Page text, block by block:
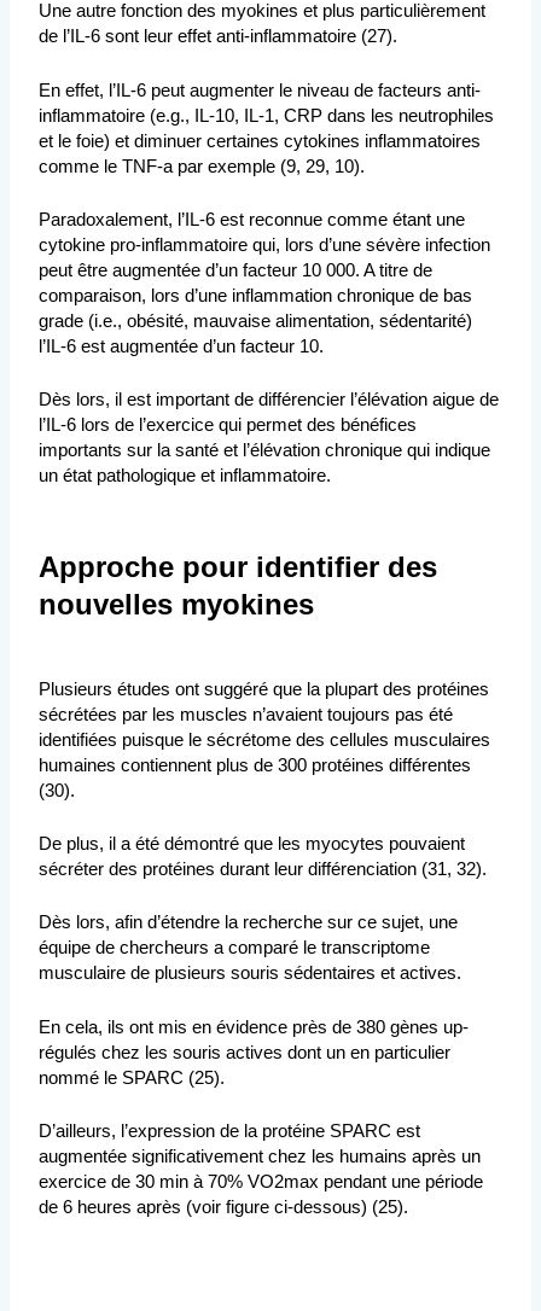
Une autre fonction des myokines et plus particulièrement
de l’IL-6 sont leur effet anti-inflammatoire (27).
En effet, l’IL-6 peut augmenter le niveau de facteurs anti-
inflammatoire (e.g., IL-10, IL-1, CRP dans les neutrophiles
et le foie) et diminuer certaines cytokines inflammatoires
comme le TNF-a par exemple (9, 29, 10).
Paradoxalement, l’IL-6 est reconnue comme étant une
cytokine pro-inflammatoire qui, lors d’une sévère infection
peut être augmentée d’un facteur 10 000. A titre de
comparaison, lors d’une inflammation chronique de bas
grade (i.e., obésité, mauvaise alimentation, sédentarité)
l’IL-6 est augmentée d’un facteur 10.
Dès lors, il est important de différencier l’élévation aigue de
l’IL-6 lors de l’exercice qui permet des bénéfices
importants sur la santé et l’élévation chronique qui indique
un état pathologique et inflammatoire.
Approche pour identifier des
nouvelles myokines
Plusieurs études ont suggéré que la plupart des protéines
sécrétées par les muscles n’avaient toujours pas été
identifiées puisque le sécrétome des cellules musculaires
humaines contiennent plus de 300 protéines différentes
(30).
De plus, il a été démontré que les myocytes pouvaient
sécréter des protéines durant leur différenciation (31, 32).
Dès lors, afin d’étendre la recherche sur ce sujet, une
équipe de chercheurs a comparé le transcriptome
musculaire de plusieurs souris sédentaires et actives.
En cela, ils ont mis en évidence près de 380 gènes up-
régulés chez les souris actives dont un en particulier
nommé le SPARC (25).
D’ailleurs, l’expression de la protéine SPARC est
augmentée significativement chez les humains après un
exercice de 30 min à 70% VO2max pendant une période
de 6 heures après (voir figure ci-dessous) (25).